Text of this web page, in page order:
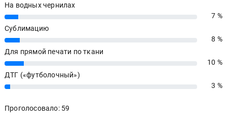
На водных чернилах
7%
7 %
Сублимацию
8%
8 %
Для прямой печати по ткани
10%
10 %
ДТГ («футболочный»)
3% 3 %
Проголосовало: 59